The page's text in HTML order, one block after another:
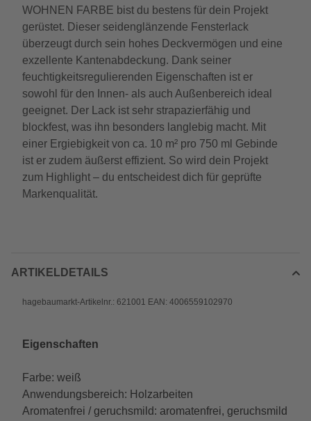
WOHNEN FARBE bist du bestens für dein Projekt
gerüstet. Dieser seidenglänzende Fensterlack
überzeugt durch sein hohes Deckvermögen und eine
exzellente Kantenabdeckung. Dank seiner
feuchtigkeitsregulierenden Eigenschaften ist er
sowohl für den Innen- als auch Außenbereich ideal
geeignet. Der Lack ist sehr strapazierfähig und
blockfest, was ihn besonders langlebig macht. Mit
einer Ergiebigkeit von ca. 10 m² pro 750 ml Gebinde
ist er zudem äußerst effizient. So wird dein Projekt
zum Highlight – du entscheidest dich für geprüfte
Markenqualität.
ARTIKELDETAILS
hagebaumarkt-Artikelnr.: 621001 EAN: 4006559102970
Eigenschaften
Farbe: weiß
Anwendungsbereich: Holzarbeiten
Aromatenfrei / geruchsmild: aromatenfrei, geruchsmild